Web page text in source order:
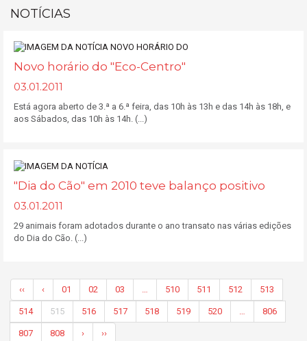
NOTÍCIAS
Novo horário do "Eco-Centro"
03.01.2011
Está agora aberto de 3.ª a 6.ª feira, das 10h às 13h e das 14h às 18h, e
aos Sábados, das 10h às 14h. (...)
"Dia do Cão" em 2010 teve balanço positivo
03.01.2011
29 animais foram adotados durante o ano transato nas várias edições
do Dia do Cão. (...)
‹‹ ‹ 01 02 03 510 511 512 513
514 515 516 517 518 519 520 806
807 808 › ››